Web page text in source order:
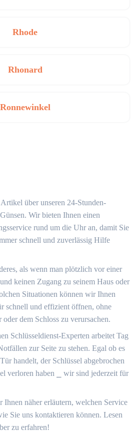
Rhode
Rhonard
Ronnewinkel
über unseren 24-Stunden-
Wir bieten Ihnen einen
rund um die Uhr an, damit Sie
schnell und zuverlässig Hilfe
als wenn man plötzlich vor einer
keinen Zugang zu seinem Haus oder
Situationen können wir Ihnen
schnell und effizient öffnen, ohne
dem Schloss zu verursachen.​
Schlüsseldienst-Experten arbeitet Tag
zur Seite zu stehen.​ Egal ob es
handelt, der Schlüssel abgebrochen
verloren haben ⎯ wir sind jederzeit für
näher erläutern, welchen Service
Sie uns kontaktieren können.​ Lesen
zu erfahren!​